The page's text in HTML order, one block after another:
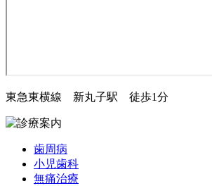
東急東横線 新丸子駅 徒歩1分
歯周病
小児歯科
無痛治療